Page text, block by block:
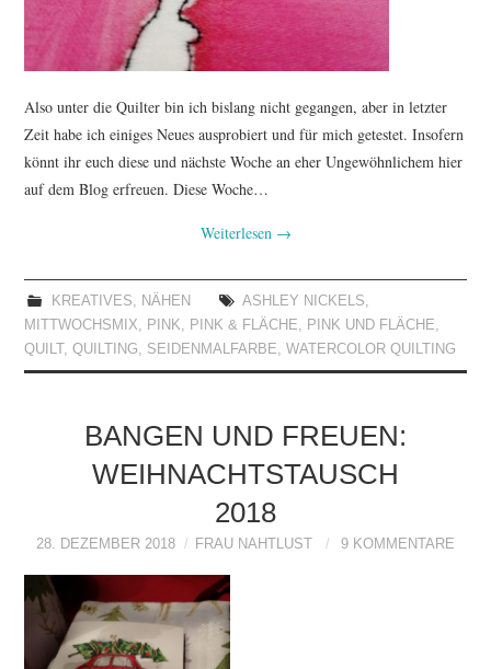
Also unter die Quilter bin ich bislang nicht gegangen, aber in letzter
Zeit habe ich einiges Neues ausprobiert und für mich getestet. Insofern
könnt ihr euch diese und nächste Woche an eher Ungewöhnlichem hier
auf dem Blog erfreuen. Diese Woche…
Weiterlesen →
KREATIVES NÄHEN ASHLEY NICKELS
MITTWOCHSMIX
PINK PINK & FLÄCHE PINK UND FLÄCHE
QUILT,QUILTING SEIDENMALFARBE ,WATERCOLOR QUILTING
BANGEN UND FREUEN:
WEIHNACHTSTAUSCH
2018
28. DEZEMBER 2018 FRAU NAHTLUST 9 KOMMENTARE